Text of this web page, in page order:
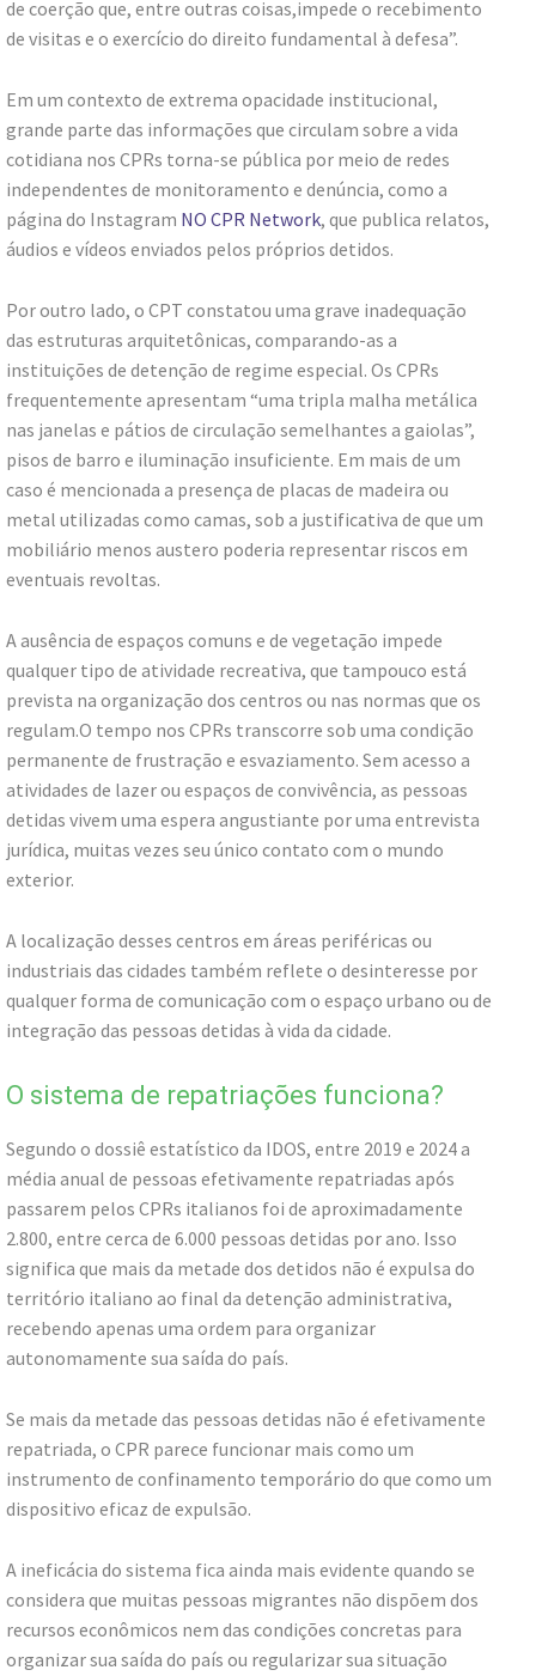
de coerção que, entre outras coisas,impede o recebimento
de visitas e o exercício do direito fundamental à defesa”.
Em um contexto de extrema opacidade institucional,
grande parte das informações que circulam sobre a vida
cotidiana nos CPRs torna-se pública por meio de redes
independentes de monitoramento e denúncia, como a
página do Instagram NO CPR Network, que publica relatos,
áudios e vídeos enviados pelos próprios detidos.
Por outro lado, o CPT constatou uma grave inadequação
das estruturas arquitetônicas, comparando-as a
instituições de detenção de regime especial. Os CPRs
frequentemente apresentam “uma tripla malha metálica
nas janelas e pátios de circulação semelhantes a gaiolas”,
pisos de barro e iluminação insuficiente. Em mais de um
caso é mencionada a presença de placas de madeira ou
metal utilizadas como camas, sob a justificativa de que um
mobiliário menos austero poderia representar riscos em
eventuais revoltas.
A ausência de espaços comuns e de vegetação impede
qualquer tipo de atividade recreativa, que tampouco está
prevista na organização dos centros ou nas normas que os
regulam.O tempo nos CPRs transcorre sob uma condição
permanente de frustração e esvaziamento. Sem acesso a
atividades de lazer ou espaços de convivência, as pessoas
detidas vivem uma espera angustiante por uma entrevista
jurídica, muitas vezes seu único contato com o mundo
exterior.
A localização desses centros em áreas periféricas ou
industriais das cidades também reflete o desinteresse por
qualquer forma de comunicação com o espaço urbano ou de
integração das pessoas detidas à vida da cidade.
O sistema de repatriações funciona?
Segundo o dossiê estatístico da IDOS, entre 2019 e 2024 a
média anual de pessoas efetivamente repatriadas após
passarem pelos CPRs italianos foi de aproximadamente
2.800, entre cerca de 6.000 pessoas detidas por ano. Isso
significa que mais da metade dos detidos não é expulsa do
território italiano ao final da detenção administrativa,
recebendo apenas uma ordem para organizar
autonomamente sua saída do país.
Se mais da metade das pessoas detidas não é efetivamente
repatriada, o CPR parece funcionar mais como um
instrumento de confinamento temporário do que como um
dispositivo eficaz de expulsão.
A ineficácia do sistema fica ainda mais evidente quando se
considera que muitas pessoas migrantes não dispõem dos
recursos econômicos nem das condições concretas para
organizar sua saída do país ou regularizar sua situação